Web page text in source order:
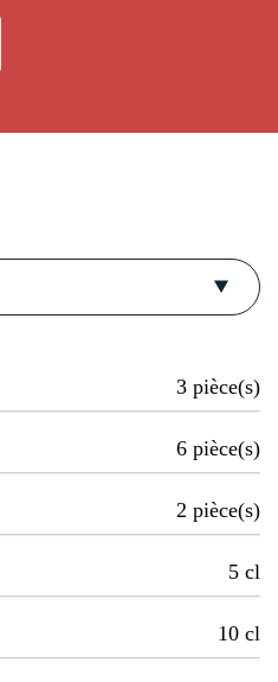
3 pièce(s)
6 pièce(s)
2 pièce(s)
5 cl
10 cl